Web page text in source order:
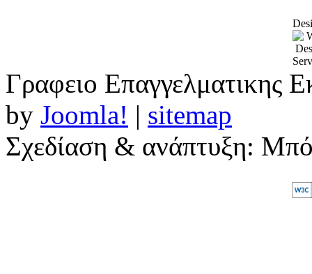
Γραφειο Επαγγελματικης
by Joomla! | sitemap
Σχεδίαση & ανάπτυξη: